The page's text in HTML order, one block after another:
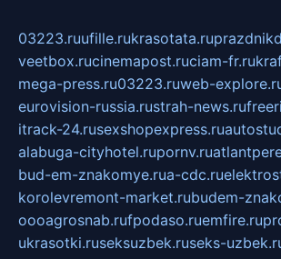
03223.ruufille.rukrasotata.ru
veetbox.rucinemapost.ruciam-fr.ru
mega-press.ru03223.ruweb-
eurovision-russia.rustrah-news.ru
itrack-24.rusexshopexpress.ru
alabuga-cityhotel.rupornv.ru
bud-em-znakomye.rua-cdc.ru
korolevremont-market.rubudem-
oooagrosnab.rufpodaso.ruemfire.ru
ukrasotki.ruseksuzbek.ruseks-